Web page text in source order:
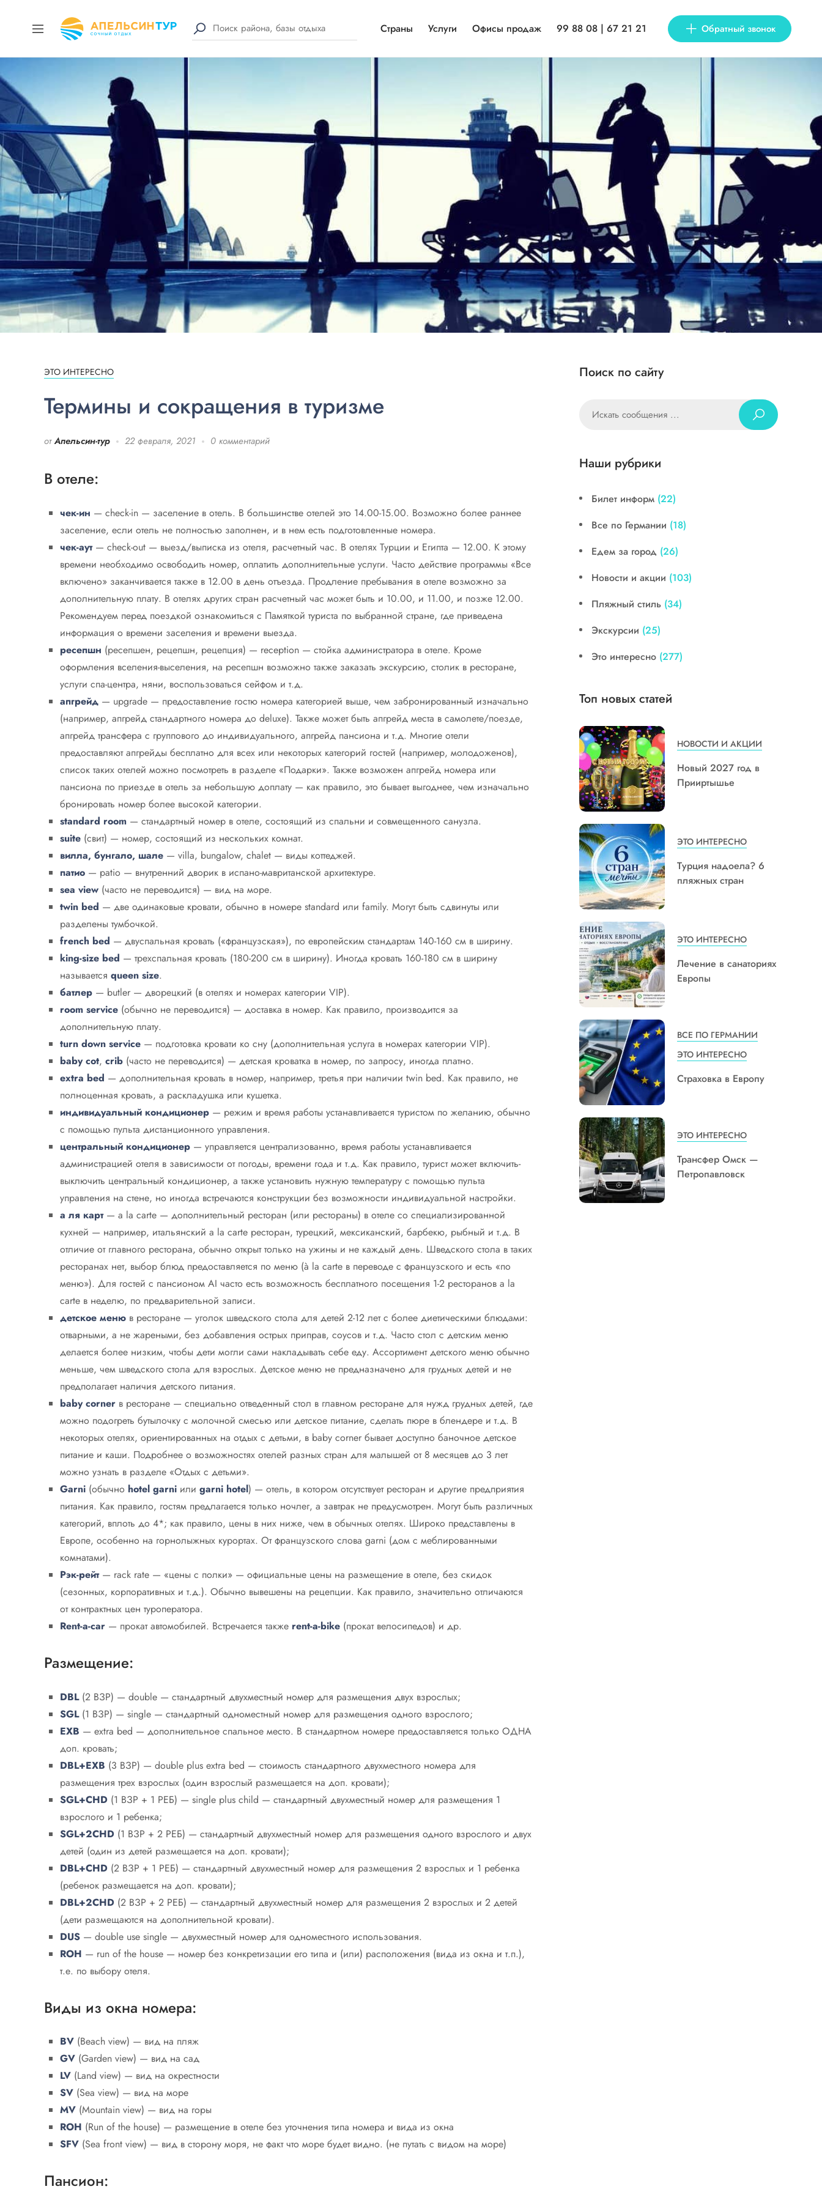
Страны Услуги Офисы продаж 99 88 08 | 67 21 21 Обратный звонок
ЭТО ИНТЕРЕСНО
Термины и сокращения в туризме
от Апельсин-тур 22 февраля, 2021 0 комментарий
В отеле:
чек-ин — check-in — заселение в отель. В большинстве отелей это 14.00-15.00. Возможно более раннее
заселение, если отель не полностью заполнен, и в нем есть подготовленные номера.
чек-аут— check-out — выезд/выписка из отеля, расчетный час. В отелях Турции и Египта — 12.00. К этому
времени необходимо освободить номер, оплатить дополнительные услуги. Часто действие программы «Все
включено» заканчивается также в 12.00 в день отъезда. Продление пребывания в отеле возможно за
дополнительную плату. В отелях других стран расчетный час может быть и 10.00, и 11.00, и позже 12.00.
Рекомендуем перед поездкой ознакомиться с Памяткой туриста по выбранной стране, где приведена
информация о времени заселения и времени выезда.
ресепшн (ресепшен, рецепшн, рецепция) — reception — стойка администратора в отеле. Кроме
оформления вселения-выселения, на ресепшн возможно также заказать экскурсию, столик в ресторане,
услуги спа-центра, няни, воспользоваться сейфом и т.д.
апгрейд — upgrade — предоставление гостю номера категорией выше, чем забронированный изначально
(например, апгрейд стандартного номера до deluxe). Также может быть апгрейд места в самолете/поезде,
апгрейд трансфера с группового до индивидуального, апгрейд пансиона и т.д. Многие отели
предоставляют апгрейды бесплатно для всех или некоторых категорий гостей (например, молодоженов),
список таких отелей можно посмотреть в разделе «Подарки». Также возможен апгрейд номера или
пансиона по приезде в отель за небольшую доплату — как правило, это бывает выгоднее, чем изначально
бронировать номер более высокой категории.
standard room — стандартный номер в отеле, состоящий из спальни и совмещенного санузла.
suite (свит) — номер, состоящий из нескольких комнат.
вилла, бунгало, шале — villa, bungalow, chalet — виды коттеджей.
патио — patio — внутренний дворик в испано-мавританской архитектуре.
sea view (часто не переводится) — вид на море.
twin bed — две одинаковые кровати, обычно в номере standard или family. Могут быть сдвинуты или
разделены тумбочкой.
french bed — двуспальная кровать («французская»), по европейским стандартам 140-160 см в ширину.
king-size bed — трехспальная кровать (180-200 см в ширину). Иногда кровать 160-180 см в ширину
называется queen size.
батлер — butler — дворецкий (в отелях и номерах категории VIP).
room service (обычно не переводится) — доставка в номер. Как правило, производится за
дополнительную плату.
turn down service — подготовка кровати ко сну (дополнительная услуга в номерах категории VIP).
baby cot, crib (часто не переводится) — детская кроватка в номер, по запросу, иногда платно.
extra bed — дополнительная кровать в номер, например, третья при наличии twin bed. Как правило, не
полноценная кровать, а раскладушка или кушетка.
индивидуальный кондиционер — режим и время работы устанавливается туристом по желанию, обычно
с помощью пульта дистанционного управления.
центральный кондиционер — управляется централизованно, время работы устанавливается
администрацией отеля в зависимости от погоды, времени года и т.д. Как правило, турист может включить-
выключить центральный кондиционер, а также установить нужную температуру с помощью пульта
управления на стене, но иногда встречаются конструкции без возможности индивидуальной настройки.
а ля карт— a la carte — дополнительный ресторан (или рестораны) в отеле со специализированной
кухней — например, итальянский a la carte ресторан, турецкий, мексиканский, барбекю, рыбный и т.д. В
отличие от главного ресторана, обычно открыт только на ужины и не каждый день. Шведского стола в таких
ресторанах нет, выбор блюд предоставляется по меню (à la carte в переводе с французского и есть «по
меню»). Для гостей с пансионом AI часто есть возможность бесплатного посещения 1-2 ресторанов a la
carte в неделю, по предварительной записи.
детское меню в ресторане — уголок шведского стола для детей 2-12 лет с более диетическими блюдами:
отварными, а не жареными, без добавления острых приправ, соусов и т.д. Часто стол с детским меню
делается более низким, чтобы дети могли сами накладывать себе еду. Ассортимент детского меню обычно
меньше, чем шведского стола для взрослых. Детское меню не предназначено для грудных детей и не
предполагает наличия детского питания.
baby corner в ресторане — специально отведенный стол в главном ресторане для нужд грудных детей, где
можно подогреть бутылочку с молочной смесью или детское питание, сделать пюре в блендере и т.д. В
некоторых отелях, ориентированных на отдых с детьми, в baby corner бывает доступно баночное детское
питание и каши. Подробнее о возможностях отелей разных стран для малышей от 8 месяцев до 3 лет
можно узнать в разделе «Отдых с детьми».
Garni (обычно hotel garni или garni hotel) — отель, в котором отсутствует ресторан и другие предприятия
питания. Как правило, гостям предлагается только ночлег, а завтрак не предусмотрен. Могут быть различных
категорий, вплоть до 4*; как правило, цены в них ниже, чем в обычных отелях. Широко представлены в
Европе, особенно на горнолыжных курортах. От французского слова garni (дом с меблированными
комнатами).
Рэк-рейт — rack rate — «цены с полки» — официальные цены на размещение в отеле, без скидок
(сезонных, корпоративных и т.д.). Обычно вывешены на рецепции. Как правило, значительно отличаются
от контрактных цен туроператора.
Rent-a-car — прокат автомобилей. Встречается также rent-a-bike (прокат велосипедов) и др.
Размещение:
DBL(2 ВЗР) — double — стандартный двухместный номер для размещения двух взрослых;
SGL(1 ВЗР) — single — стандартный одноместный номер для размещения одного взрослого;
EXB — extra bed — дополнительное спальное место. В стандартном номере предоставляется только ОДНА
доп. кровать;
DBL+EXB (3 ВЗР) — double plus extra bed — стоимость стандартного двухместного номера для
размещения трех взрослых (один взрослый размещается на доп. кровати);
SGL+CHD (1 ВЗР + 1 РЕБ) — single plus child — стандартный двухместный номер для размещения 1
взрослого и 1 ребенка;
SGL+2CHD (1 ВЗР + 2 РЕБ) — стандартный двухместный номер для размещения одного взрослого и двух
детей (один из детей размещается на доп. кровати);
DBL+CHD (2 ВЗР + 1 РЕБ) — стандартный двухместный номер для размещения 2 взрослых и 1 ребенка
(ребенок размещается на доп. кровати);
DBL+2CHD (2 ВЗР + 2 РЕБ) — стандартный двухместный номер для размещения 2 взрослых и 2 детей
(дети размещаются на дополнительной кровати).
DUS — double use single — двухместный номер для одноместного использования.
ROH — run of the house — номер без конкретизации его типа и (или) расположения (вида из окна и т.п.),
т.е. по выбору отеля.
Виды из окна номера:
BV (Beach view) — вид на пляж
GV (Garden view) — вид на сад
LV (Land view) — вид на окрестности
SV (Sea view) — вид на море
MV (Mountain view) — вид на горы
ROH (Run of the house) — размещение в отеле без уточнения типа номера и вида из окна
SFV (Sea front view) — вид в сторону моря, не факт что море будет видно. (не путать с видом на море)
Пансион:
Поиск по сайту
Наши рубрики
Билет информ (22)
Все по Германии (18)
Едем за город (26)
Новости и акции (103)
Пляжный стиль (34)
Экскурсии (25)
Это интересно (277)
Топ новых статей
НОВОСТИ И АКЦИИ
Новый 2027 год в
Прииртышье
ЭТО ИНТЕРЕСНО
Турция надоела? 6
пляжных стран
ЭТО ИНТЕРЕСНО
Лечение в санаториях
Европы
ВСЕ ПО ГЕРМАНИИ
ЭТО ИНТЕРЕСНО
Страховка в Европу
ЭТО ИНТЕРЕСНО
Трансфер Омск —
Петропавловск